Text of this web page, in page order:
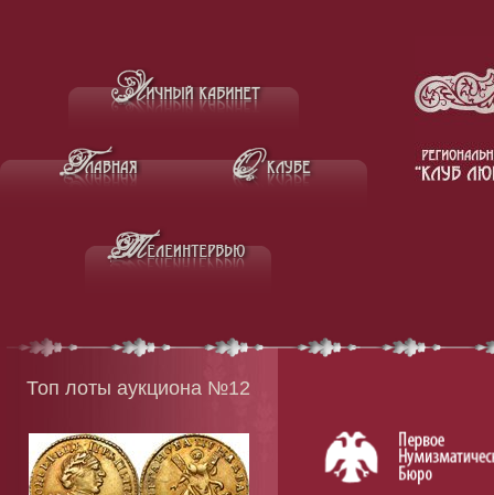
Топ лоты аукциона №12